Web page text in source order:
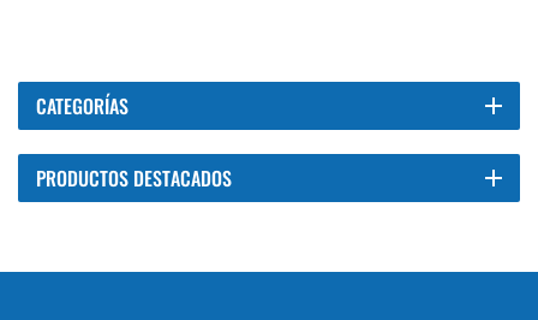
CATEGORÍAS
PRODUCTOS DESTACADOS